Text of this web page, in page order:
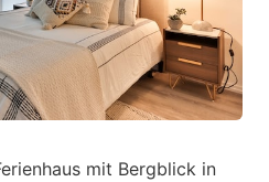
mit Bergblick in